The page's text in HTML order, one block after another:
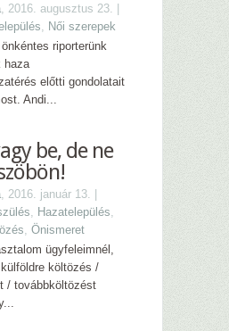
, 2016. augusztus 23. |
, Női szerepek
riporterünk
haza
előtti gondolatait
Andi...
be, de ne
, 2016. január 13. |
, Hazatelepülés,
, Önismeret
ügyfeleimnél,
költözés /
/ továbbköltözést